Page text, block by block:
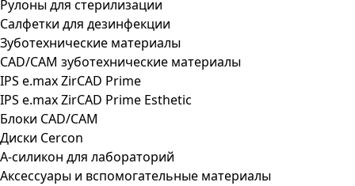
Рулоны для стерилизации
Салфетки для дезинфекции
Зуботехнические материалы
CAD/CAM зуботехнические материалы
IPS e.max ZirCAD Prime
IPS e.max ZirCAD Prime Esthetic
Блоки CAD/CAM
Диски Cercon
А-силикон для лабораторий
Аксессуары и вспомогательные материалы